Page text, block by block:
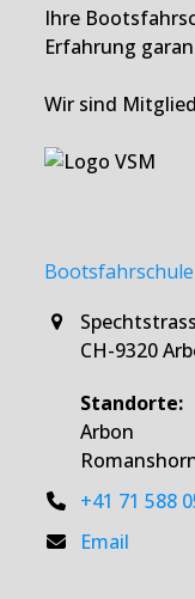
Ihre
Erfahrung
Wir sind
CH-9320
Standorte:
Arbon
+41 71 588
Email